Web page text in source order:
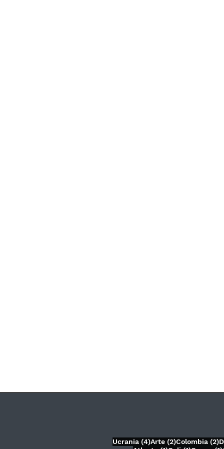
Ucrania (4)4 entradas
Arte (2)2 entradas
Colombia (2)